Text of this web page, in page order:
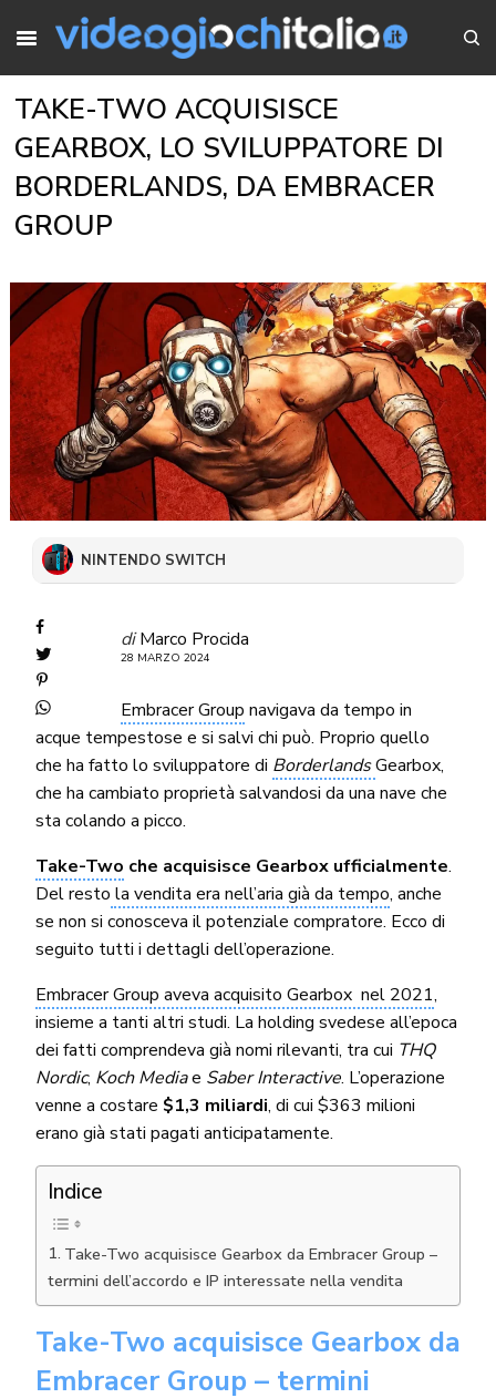
TAKE-TWO ACQUISISCE
GEARBOX, LO SVILUPPATORE DI
BORDERLANDS, DA EMBRACER
GROUP
NINTENDO SWITCH
di Marco Procida
28 MARZO 2024
Embracer Group navigava da tempo in
acque tempestose e si salvi chi può. Proprio quello
che ha fatto lo sviluppatore di BorderlandsGearbox,
che ha cambiato proprietà salvandosi da una nave che
sta colando a picco.
Take-Two che acquisisce Gearbox ufficialmente.
Del resto la vendita era nell’aria già da tempo, anche
se non si conosceva il potenziale compratore. Ecco di
seguito tutti i dettagli dell’operazione.
Embracer Group aveva acquisito Gearbox nel 2021,
insieme a tanti altri studi. La holding svedese all’epoca
dei fatti comprendeva già nomi rilevanti, tra cui THQ
Nordic, Koch Mediae Saber Interactive. L’operazione
venne a costare $1,3 miliardi, di cui $363 milioni
erano già stati pagati anticipatamente.
Indice
Take-Two acquisisce Gearbox da Embracer Group –
termini dell’accordo e IP interessate nella vendita
Take-Two acquisisce Gearbox da
Embracer Group – termini